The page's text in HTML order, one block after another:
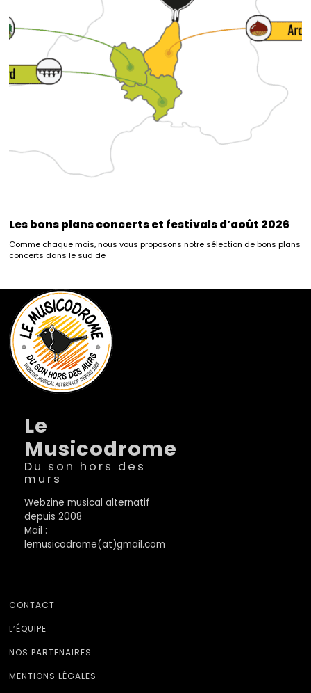
Les bons plans concerts et festivals d’août 2026
Comme chaque mois, nous vous proposons notre sélection de bons plans
concerts dans le sud de
Le
Musicodrome
Du son hors des
murs
Webzine musical alternatif
depuis 2008
Mail :
lemusicodrome(at)gmail.com
CONTACT
L’ÉQUIPE
NOS PARTENAIRES
MENTIONS LÉGALES